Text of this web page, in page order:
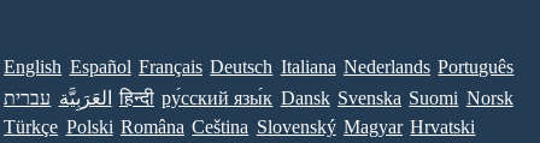
English Español Français Deutsch Italiana Nederlands Português
עברית العَرَبِيَّة हिन्दी ру́сский язы́к Dansk Svenska Suomi Norsk
Türkçe Polski Româna Ceština Slovenský Magyar Hrvatski